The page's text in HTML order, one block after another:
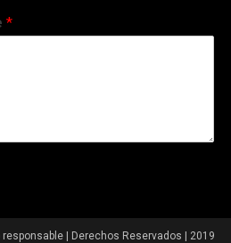
*
| Derechos Reservados | 2019